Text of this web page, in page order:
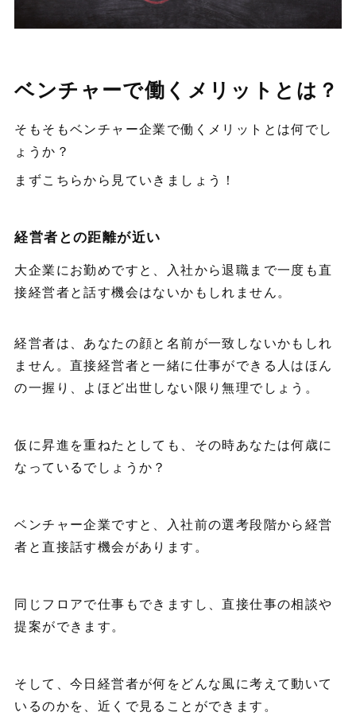
ベンチャーで働くメリットとは？
そもそもベンチャー企業で働くメリットとは何でし
ょうか？
まずこちらから見ていきましょう！
経営者との距離が近い
大企業にお勤めですと、入社から退職まで一度も直
接経営者と話す機会はないかもしれません。
経営者は、あなたの顔と名前が一致しないかもしれ
ません。直接経営者と一緒に仕事ができる人はほん
の一握り、よほど出世しない限り無理でしょう。
仮に昇進を重ねたとしても、その時あなたは何歳に
なっているでしょうか？
ベンチャー企業ですと、入社前の選考段階から経営
者と直接話す機会があります。
同じフロアで仕事もできますし、直接仕事の相談や
提案ができます。
そして、今日経営者が何をどんな風に考えて動いて
いるのかを、近くで見ることができます。